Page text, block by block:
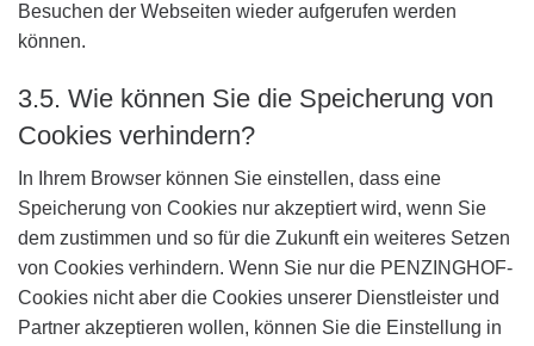
Besuchen der Webseiten wieder aufgerufen werden
können.
3.5. Wie können Sie die Speicherung von
Cookies verhindern?
In Ihrem Browser können Sie einstellen, dass eine
Speicherung von Cookies nur akzeptiert wird, wenn Sie
dem zustimmen und so für die Zukunft ein weiteres Setzen
von Cookies verhindern. Wenn Sie nur die PENZINGHOF-
Cookies nicht aber die Cookies unserer Dienstleister und
Partner akzeptieren wollen, können Sie die Einstellung in